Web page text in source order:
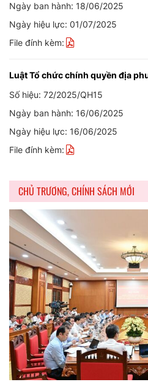
Ngày ban hành: 18/06/2025
Ngày hiệu lực: 01/07/2025
File đính kèm:
Luật Tổ chức chính quyền địa
Số hiệu: 72/2025/QH15
Ngày ban hành: 16/06/2025
Ngày hiệu lực: 16/06/2025
File đính kèm:
CHỦ TRƯƠNG, CHÍNH SÁCH MỚI